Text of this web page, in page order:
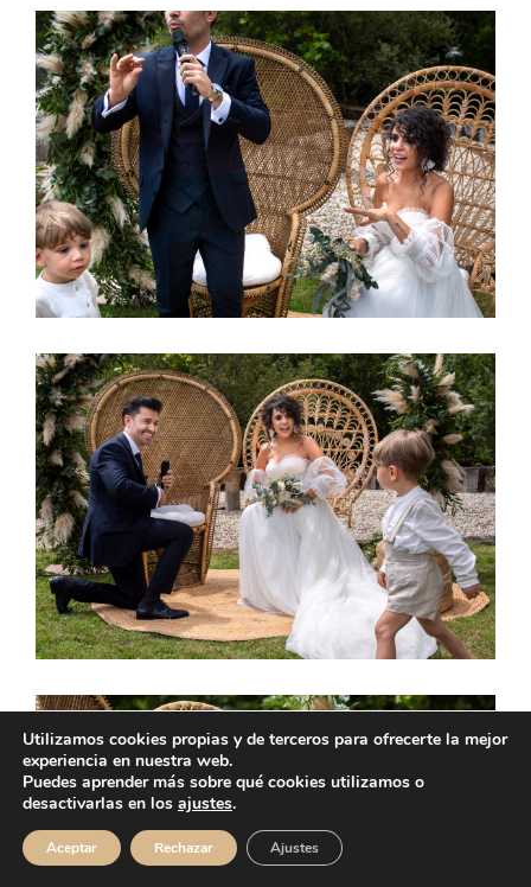
Utilizamos cookies propias y de terceros para ofrecerte la mejor
experiencia en nuestra web.
Puedes aprender más sobre qué cookies utilizamos o
desactivarlas en los ajustes.
Aceptar Rechazar Ajustes